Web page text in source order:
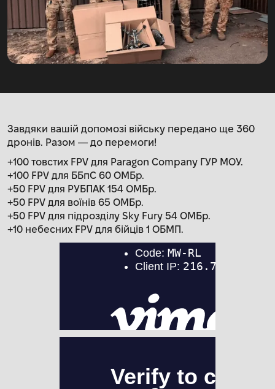
Завдяки вашій допомозі війську передано ще 360
дронів. Разом — до перемоги!
+100 товстих FPV для Paragon Company ГУР МОУ.
+100 FPV для ББпС 60 ОМБр.
+50 FPV для РУБПАК 154 ОМБр.
+50 FPV для воїнів 65 ОМБр.
+50 FPV для підрозділу Sky Fury 54 ОМБр.
+10 небесних FPV для бійців 1 ОБМП.